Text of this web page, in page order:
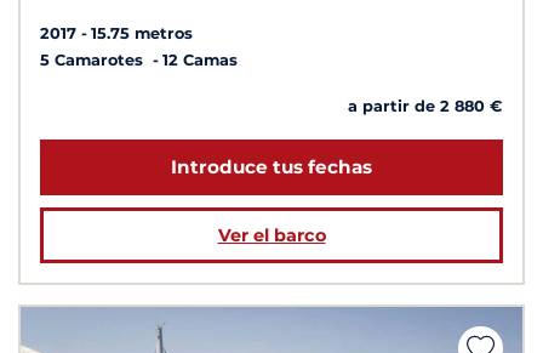
2017
15.75 metros
5 Camarotes
12 Camas
a partir de 2 880 €
Introduce tus fechas
Ver el barco